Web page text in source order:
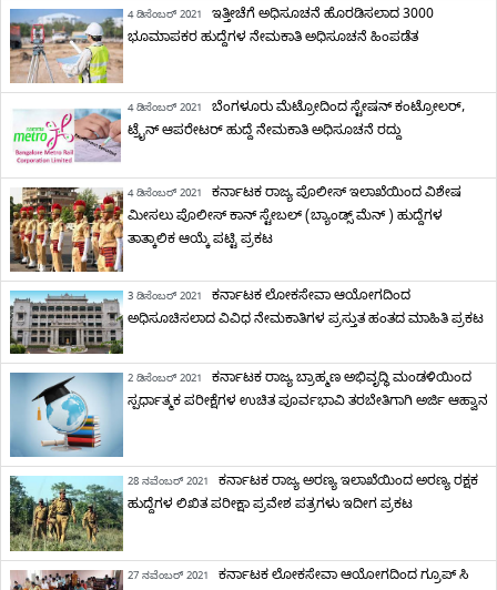
4 ಡಿಸೆಂಬರ್ 2021
ಇತ್ತೀಚೆಗೆ ಅಧಿಸೂಚನೆ ಹೊರಡಿಸಲಾದ 3000
ಭೂಮಾಪಕರ ಹುದ್ದೆಗಳ ನೇಮಕಾತಿ ಅಧಿಸೂಚನೆ ಹಿಂಪಡೆತ
4 ಡಿಸೆಂಬರ್ 2021
ಬೆಂಗಳೂರು ಮೆಟ್ರೋದಿಂದ ಸ್ಟೇಷನ್‌ ಕಂಟ್ರೋಲರ್,
ಟ್ರೈನ್ ಆಪರೇಟರ್ ಹುದ್ದೆ ನೇಮಕಾತಿ ಅಧಿಸೂಚನೆ ರದ್ದು
4 ಡಿಸೆಂಬರ್ 2021
ಕರ್ನಾಟಕ ರಾಜ್ಯ ಪೊಲೀಸ್ ಇಲಾಖೆಯಿಂದ ವಿಶೇಷ
ಮೀಸಲು ಪೊಲೀಸ್ ಕಾನ್ ಸ್ಟೇಬಲ್ (ಬ್ಯಾಂಡ್ಸ್ ಮೆನ್ ) ಹುದ್ದೆಗಳ
ತಾತ್ಕಾಲಿಕ ಆಯ್ಕೆ ಪಟ್ಟಿ ಪ್ರಕಟ
3 ಡಿಸೆಂಬರ್ 2021
ಕರ್ನಾಟಕ ಲೋಕಸೇವಾ ಆಯೋಗದಿಂದ
ಅಧಿಸೂಚಿಸಲಾದ ವಿವಿಧ ನೇಮಕಾತಿಗಳ ಪ್ರಸ್ತುತ ಹಂತದ ಮಾಹಿತಿ ಪ್ರಕಟ
2 ಡಿಸೆಂಬರ್ 2021
ಕರ್ನಾಟಕ ರಾಜ್ಯ ಬ್ರಾಹ್ಮಣ ಅಭಿವೃದ್ಧಿ ಮಂಡಳಿಯಿಂದ
ಸ್ಪರ್ಧಾತ್ಮಕ ಪರೀಕ್ಷೆಗಳ ಉಚಿತ ಪೂರ್ವಭಾವಿ ತರಬೇತಿಗಾಗಿ ಅರ್ಜಿ ಆಹ್ವಾನ
28 ನವೆಂಬರ್ 2021
ಕರ್ನಾಟಕ ರಾಜ್ಯ ಅರಣ್ಯ ಇಲಾಖೆಯಿಂದ ಅರಣ್ಯ ರಕ್ಷಕ
ಹುದ್ದೆಗಳ ಲಿಖಿತ ಪರೀಕ್ಷಾ ಪ್ರವೇಶ ಪತ್ರಗಳು ಇದೀಗ ಪ್ರಕಟ
27 ನವೆಂಬರ್ 2021
ಕರ್ನಾಟಕ ಲೋಕಸೇವಾ ಆಯೋಗದಿಂದ ಗ್ರೂಪ್ ಸಿ